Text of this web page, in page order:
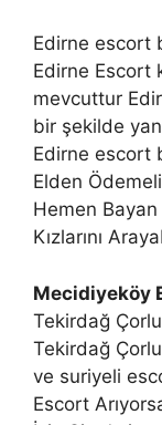
Edirne escort
Edirne Escort
mevcuttur
bir şekilde
Edirne escort
Elden
Hemen
Kızlarını
Mecidiyeköy
Tekirdağ
Tekirdağ
ve suriyeli
Escort